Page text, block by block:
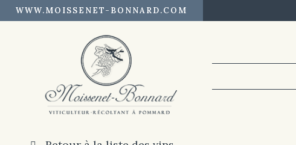
WWW.MOISSENET-BONNARD.COM